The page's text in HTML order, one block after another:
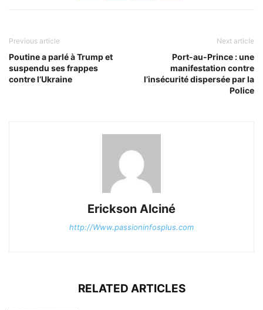
Previous article
Poutine a parlé à Trump et
suspendu ses frappes
contre l’Ukraine
Next article
Port-au-Prince : une
manifestation contre
l’insécurité dispersée par la
Police
Erickson Alciné
http://Www.passioninfosplus.com
RELATED ARTICLES